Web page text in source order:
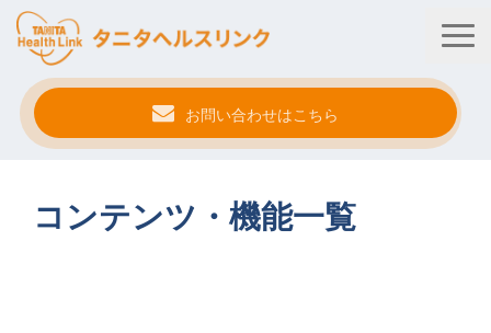
お問い合わせはこちら
法人・健保向けサービス
コンテンツ・機能一覧